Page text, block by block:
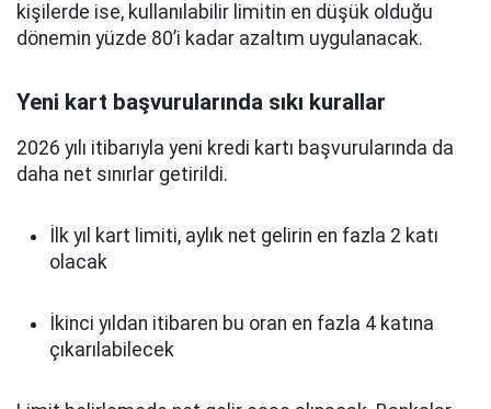
kişilerde ise, kullanılabilir limitin en düşük olduğu
dönemin yüzde 80’i kadar azaltım uygulanacak.
Yeni kart başvurularında sıkı kurallar
2026 yılı itibarıyla yeni kredi kartı başvurularında da
daha net sınırlar getirildi.
İlk yıl kart limiti, aylık net gelirin en fazla 2 katı
olacak
İkinci yıldan itibaren bu oran en fazla 4 katına
çıkarılabilecek